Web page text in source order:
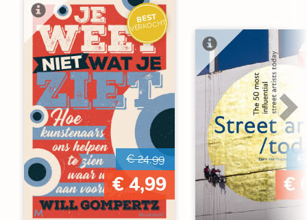
BEST
VERKOCHT
€ 24,99
€ 4,99
€
€